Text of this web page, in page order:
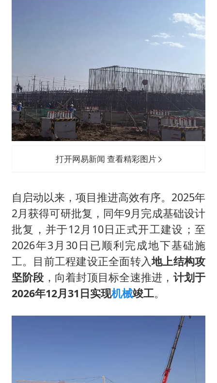
打开网易新闻 查看精彩图片
自启动以来，项目推进高效有序。2025年
2月获得可研批复，同年9月完成基础设计
批复，并于12月10日正式开工建设；至
2026年3月30日已顺利完成地下基础施
工。目前工程建设正全面转入地上结构攻
坚阶段 ，向着封顶目标全速推进， 计划于
2026年12月31日实现机械竣工。